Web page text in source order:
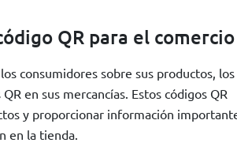
QR para el
consumidores sobre sus productos, los
en sus mercancías. Estos códigos QR
y proporcionar información
en la tienda.